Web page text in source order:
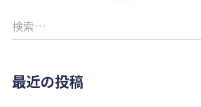
稿
ペ
検
索
検索…
最近の投稿